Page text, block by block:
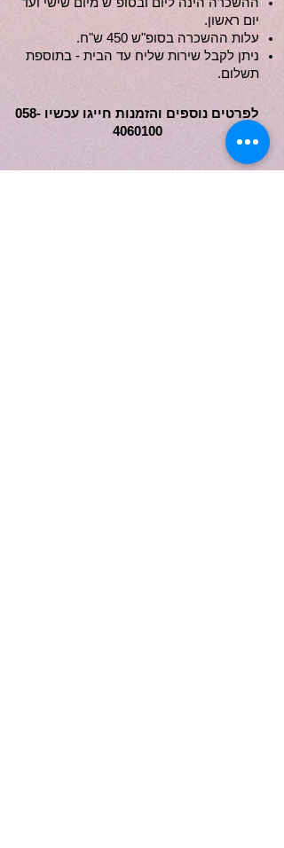
יום ראשון.
עלות ההשכרה בסופ"ש 450 ש"ח.
ניתן לקבל שירות שליח עד הבית - בתוספת
תשלום.
לפרטים נוספים והזמנות חייגו עכשיו 058-
4060100